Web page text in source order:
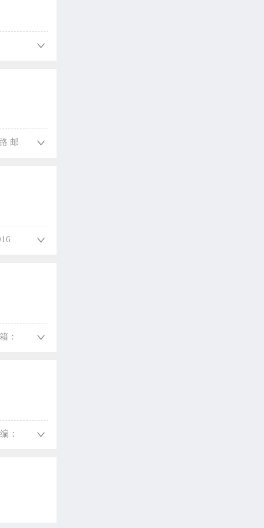
邮
：
：